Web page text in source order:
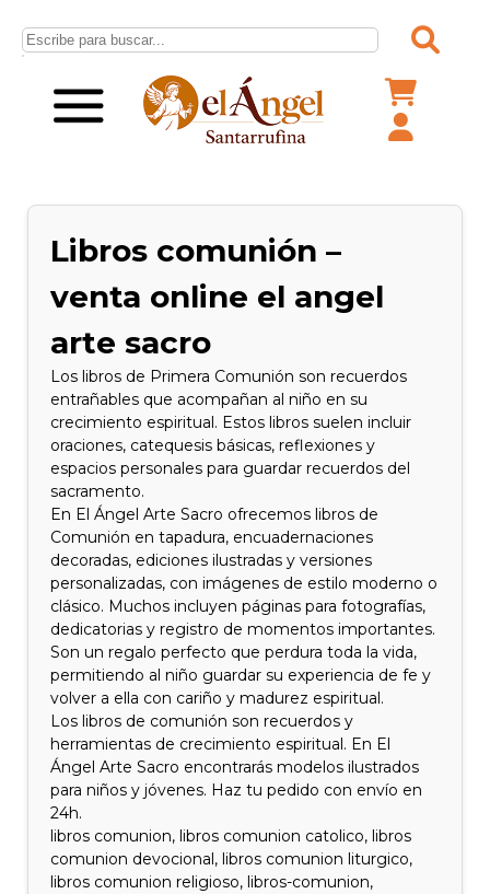
Libros comunión –
venta online el angel
arte sacro
Los libros de Primera Comunión son recuerdos
entrañables que acompañan al niño en su
crecimiento espiritual. Estos libros suelen incluir
oraciones, catequesis básicas, reflexiones y
espacios personales para guardar recuerdos del
sacramento.
En El Ángel Arte Sacro ofrecemos libros de
Comunión en tapadura, encuadernaciones
decoradas, ediciones ilustradas y versiones
personalizadas, con imágenes de estilo moderno o
clásico. Muchos incluyen páginas para fotografías,
dedicatorias y registro de momentos importantes.
Son un regalo perfecto que perdura toda la vida,
permitiendo al niño guardar su experiencia de fe y
volver a ella con cariño y madurez espiritual.
Los libros de comunión son recuerdos y
herramientas de crecimiento espiritual. En El
Ángel Arte Sacro encontrarás modelos ilustrados
para niños y jóvenes. Haz tu pedido con envío en
24h.
libros comunion, libros comunion catolico, libros
comunion devocional, libros comunion liturgico,
libros comunion religioso, libros-comunion,